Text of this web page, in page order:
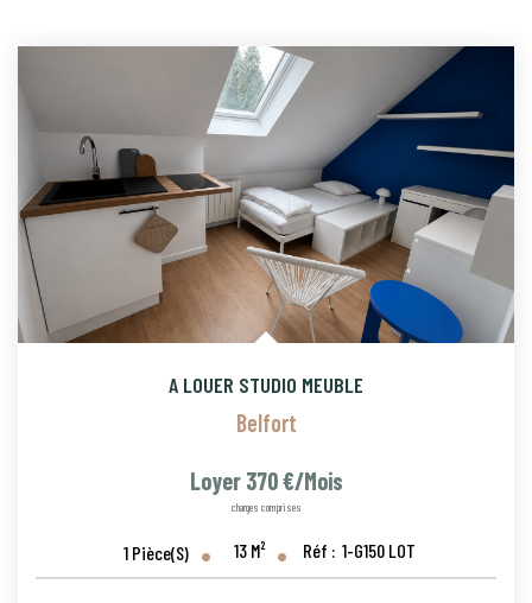
A LOUER STUDIO MEUBLE
Belfort
Loyer 370 €/mois
charges comprises
1 Pièce(s) 13 M² Réf : 1-G150 LOT